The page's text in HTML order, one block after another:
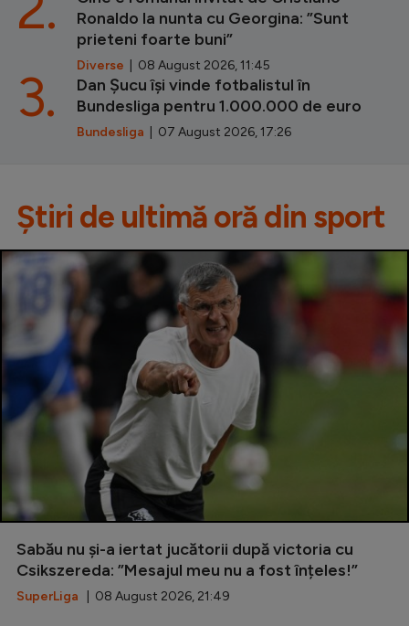
Ronaldo la nunta cu Georgina: ”Sunt
prieteni foarte buni”
Diverse | 08 August 2026, 11:45
Dan Șucu își vinde fotbalistul în
Bundesliga pentru 1.000.000 de euro
Bundesliga | 07 August 2026, 17:26
3.
Știri de ultimă oră din sport
Sabău nu și-a iertat jucătorii după victoria cu
Csikszereda: ”Mesajul meu nu a fost înțeles!”
SuperLiga | 08 August 2026, 21:49